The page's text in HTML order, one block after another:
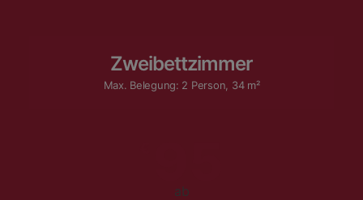
Zweibettzimmer
Max. Belegung: 2 Person, 34 m²
ab